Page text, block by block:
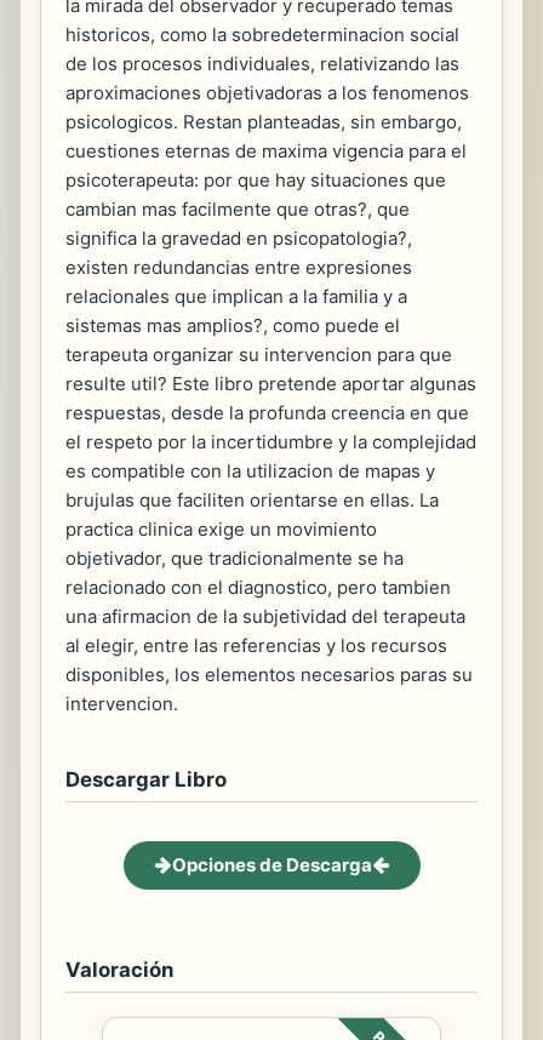
la mirada del observador y recuperado temas
historicos, como la sobredeterminacion social
de los procesos individuales, relativizando las
aproximaciones objetivadoras a los fenomenos
psicologicos. Restan planteadas, sin embargo,
cuestiones eternas de maxima vigencia para el
psicoterapeuta: por que hay situaciones que
cambian mas facilmente que otras?, que
significa la gravedad en psicopatologia?,
existen redundancias entre expresiones
relacionales que implican a la familia y a
sistemas mas amplios?, como puede el
terapeuta organizar su intervencion para que
resulte util? Este libro pretende aportar algunas
respuestas, desde la profunda creencia en que
el respeto por la incertidumbre y la complejidad
es compatible con la utilizacion de mapas y
brujulas que faciliten orientarse en ellas. La
practica clinica exige un movimiento
objetivador, que tradicionalmente se ha
relacionado con el diagnostico, pero tambien
una afirmacion de la subjetividad del terapeuta
al elegir, entre las referencias y los recursos
disponibles, los elementos necesarios paras su
intervencion.
Descargar Libro
Opciones de Descarga
Valoración